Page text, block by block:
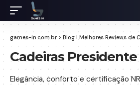
games-in.com.br > Blog I Melhores Reviews de
Cadeiras
Elegância, conforto e certificação